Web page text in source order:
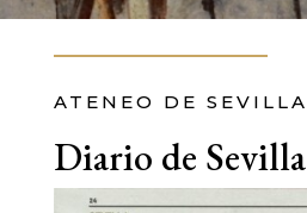
ATENEO DE SEVILLA
Diario de Sevilla